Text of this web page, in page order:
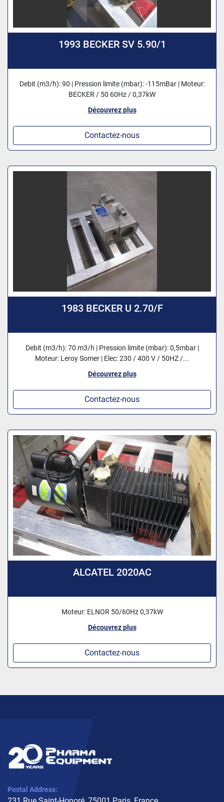
1993 BECKER SV 5.90/1
Debit (m3/h): 90 | Pression limite (mbar): -115mBar | Moteur:
BECKER / 50 60Hz / 0,37kW
Découvrez plus
Contactez-nous
1983 BECKER U 2.70/F
Debit (m3/h): 70 m3/h | Pression limite (mbar): 0,5mbar |
Moteur: Leroy Somer | Elec: 230 / 400 V / 50HZ /...
Découvrez plus
Contactez-nous
ALCATEL 2020AC
Moteur: ELNOR 50/60Hz 0,37kW
Découvrez plus
Contactez-nous
Postal Address: